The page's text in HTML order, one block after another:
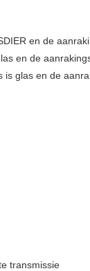
en de
en de
glas en de
transmissie